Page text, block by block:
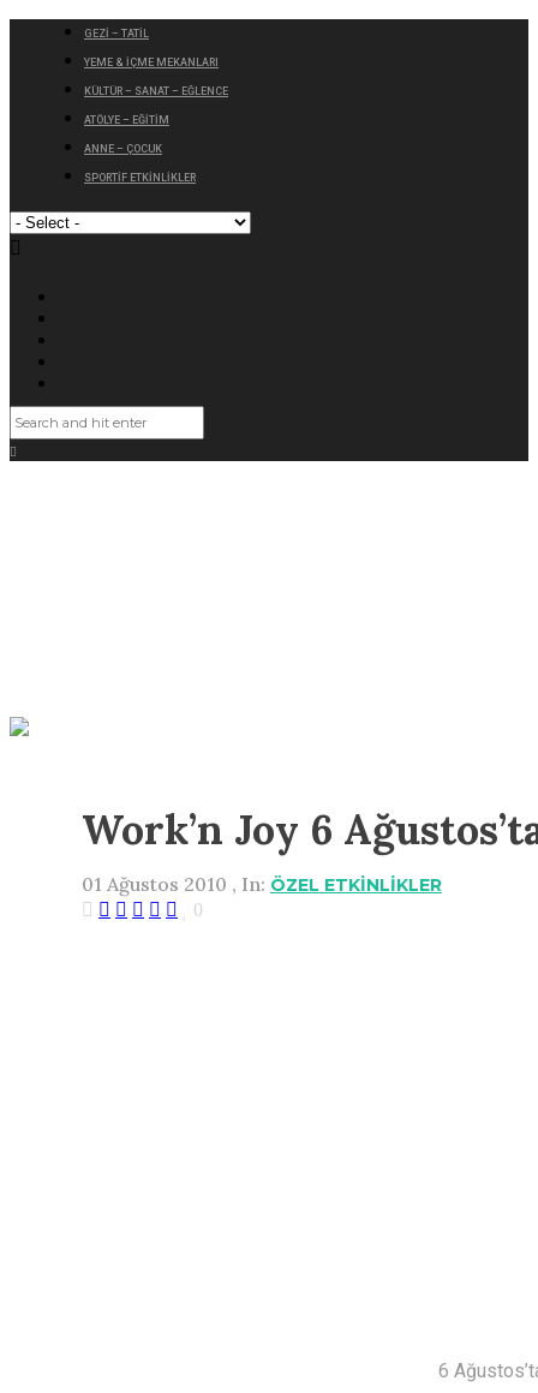
GEZİ – TATİL
YEME & İÇME MEKANLARI
KÜLTÜR – SANAT – EĞLENCE
ATÖLYE – EĞİTİM
ANNE – ÇOCUK
SPORTİF ETKİNLİKLER
Work’n Joy 6
01 Ağustos 2010 , In: ÖZEL ETKİNLİKLER
0
6